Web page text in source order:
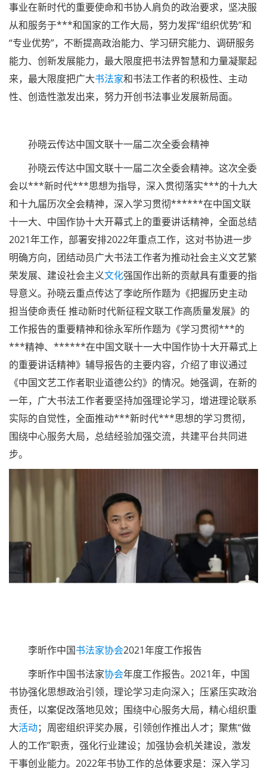
事业在新时代的重要使命和书协人肩负的政治要求，坚决服
从和服务于***和国家的工作大局，努力发挥“组织优势”和
“专业优势”，不断提高政治能力、学习研究能力、调研服务
能力、创新发展能力，最大限度把书法界智慧和力量凝聚起
来，最大限度把广大书法家和书法工作者的积极性、主动
性、创造性激发出来，努力开创书法事业发展新局面。
孙晓云传达中国文联十一届二次全委会精神
孙晓云传达中国文联十一届二次全委会精神。这次全委
会以***新时代***思想为指导，深入贯彻落实***的十九大
和十九届历次全会精神，深入学习贯彻******在中国文联
十一大、中国作协十大开幕式上的重要讲话精神，全面总结
2021年工作，部署安排2022年重点工作，这对书协进一步
明确方向，团结动员广大书法工作者为推动社会主义文艺繁
荣发展、建设社会主义文化强国作出新的贡献具有重要的指
导意义。孙晓云重点传达了李屹所作题为《把握历史主动
担当使命责任 推动新时代新征程文联工作高质量发展》的
工作报告的重要精神和徐永军所作题为《学习贯彻***的
***精神、******在中国文联十一大中国作协十大开幕式上
的重要讲话精神》辅导报告的主要内容，介绍了审议通过
《中国文艺工作者职业道德公约》的情况。她强调，在新的
一年，广大书法工作者要坚持加强理论学习，增进理论联系
实际的自觉性，全面推动***新时代***思想的学习贯彻，
围绕中心服务大局，总结经验加强交流，共建平台共同进
步。